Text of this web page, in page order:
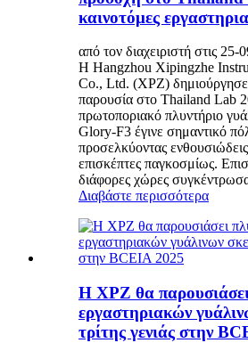
καινοτόμες
από τον διαχειριστή στις 25-
Η Hangzhou Xipingzhe
Co., Ltd. (XPZ) δημιούργησε
παρουσία στο Thailand Lab
πρωτοποριακό πλυντήριο
Glory-F3 έγινε σημαντικό
προσελκύοντας
επισκέπτες παγκοσμίως.
διάφορες χώρες
Διαβάστε περισσότερα
Η XPZ θα
εργαστηριακών
τρίτης γενιάς στην